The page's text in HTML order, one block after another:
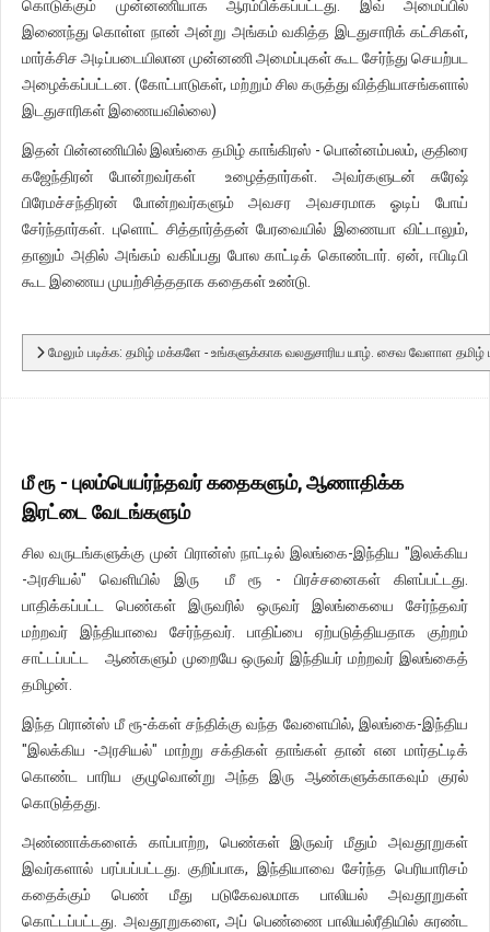
கொடுக்கும் முன்னணியாக ஆரம்பிக்கப்பட்டது. இவ் அமைப்பில்
இணைந்து கொள்ள நான் அன்று அங்கம் வகித்த இடதுசாரிக் கட்சிகள்,
மார்க்சிச அடிப்படையிலான முன்னணி அமைப்புகள் கூட சேர்ந்து செயற்பட
அழைக்கப்பட்டன. (கோட்பாடுகள், மற்றும் சில கருத்து வித்தியாசங்களால்
இடதுசாரிகள் இணையவில்லை)
இதன் பின்னணியில் இலங்கை தமிழ் காங்கிரஸ் - பொன்னம்பலம், குதிரை
கஜேந்திரன் போன்றவர்கள் உழைத்தார்கள். அவர்களுடன் சுரேஷ்
பிரேமச்சந்திரன் போன்றவர்களும் அவசர அவசரமாக ஓடிப் போய்
சேர்ந்தார்கள். புளொட் சித்தார்த்தன் பேரவையில் இணையா விட்டாலும்,
தானும் அதில் அங்கம் வகிப்பது போல காட்டிக் கொண்டார். ஏன், ஈபிடிபி
கூட இணைய முயற்சித்ததாக கதைகள் உண்டு.
மேலும் படிக்க: தமிழ் மக்களே - உங்களுக்காக வலதுசாரிய யாழ். சைவ வேளாள
மீ ரூ - புலம்பெயர்ந்தவர் கதைகளும், ஆணாதிக்க
இரட்டை வேடங்களும்
சில வருடங்களுக்கு முன் பிரான்ஸ் நாட்டில் இலங்கை-இந்திய "இலக்கிய
-அரசியல்" வெளியில் இரு மீ ரூ - பிரச்சனைகள் கிளப்பட்டது.
பாதிக்கப்பட்ட பெண்கள் இருவரில் ஒருவர் இலங்கையை சேர்ந்தவர்
மற்றவர் இந்தியாவை சேர்ந்தவர். பாதிப்பை ஏற்படுத்தியதாக குற்றம்
சாட்டப்பட்ட ஆண்களும் முறையே ஒருவர் இந்தியர் மற்றவர் இலங்கைத்
தமிழன்.
இந்த பிரான்ஸ் மீ ரூ-க்கள் சந்திக்கு வந்த வேளையில், இலங்கை-இந்திய
"இலக்கிய -அரசியல்" மாற்று சக்திகள் தாங்கள் தான் என மார்தட்டிக்
கொண்ட பாரிய குழுவொன்று அந்த இரு ஆண்களுக்காகவும் குரல்
கொடுத்தது.
அண்ணாக்களைக் காப்பாற்ற, பெண்கள் இருவர் மீதும் அவதூறுகள்
இவர்களால் பரப்பப்பட்டது. குறிப்பாக, இந்தியாவை சேர்ந்த பெரியாரிசம்
கதைக்கும் பெண் மீது படுகேவலமாக பாலியல் அவதூறுகள்
கொட்டப்பட்டது. அவதூறுகளை, அப் பெண்ணை பாலியல்ரீதியில் சுரண்ட